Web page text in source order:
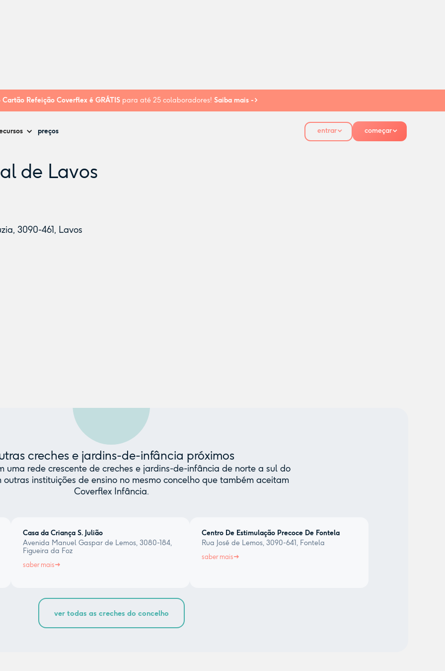
Cartão Refeição Coverflex é GRÁTIS para até 25 colaboradores! Saiba mais ->
preços entrar começar
de Lavos
3090-461, Lavos
creches e jardins-de-infância próximos
uma rede crescente de creches e jardins-de-infância de norte a sul do
outras instituições de ensino no mesmo concelho que também aceitam
Coverflex Infância.
Casa da Criança S. Julião
Avenida Manuel Gaspar de Lemos, 3080-184,
Figueira da Foz
saber mais
Centro De Estimulação Precoce De Fontela
Rua José de Lemos, 3090-641, Fontela
saber mais
ver todas as creches do concelho